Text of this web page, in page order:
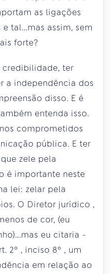
as ligações
tal...mas assim, sem
forte?
credibilidade, ter
a independência dos
disso. E é
entenda isso.
comprometidos
pública. E ter
zele pela
é importante neste
lei: zelar pela
O Diretor jurídico ,
de cor, (eu
eu citaria -
2º , inciso 8º , um
em relação ao